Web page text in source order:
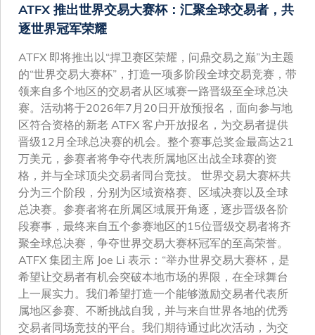
ATFX 推出世界交易大赛杯：汇聚全球交易者，共
逐世界冠军荣耀
ATFX 即将推出以“捍卫赛区荣耀，问鼎交易之巅”为主题
的“世界交易大赛杯”，打造一项多阶段全球交易竞赛，带
领来自多个地区的交易者从区域赛一路晋级至全球总决
赛。活动将于2026年7月20日开放预报名，面向参与地
区符合资格的新老 ATFX 客户开放报名，为交易者提供
晋级12月全球总决赛的机会。整个赛事总奖金最高达21
万美元，参赛者将争夺代表所属地区出战全球赛的资
格，并与全球顶尖交易者同台竞技。 世界交易大赛杯共
分为三个阶段，分别为区域资格赛、区域决赛以及全球
总决赛。参赛者将在所属区域展开角逐，逐步晋级各阶
段赛事，最终来自五个参赛地区的15位晋级交易者将齐
聚全球总决赛，争夺世界交易大赛杯冠军的至高荣誉。
ATFX 集团主席 Joe Li 表示：“举办世界交易大赛杯，是
希望让交易者有机会突破本地市场的界限，在全球舞台
上一展实力。我们希望打造一个能够激励交易者代表所
属地区参赛、不断挑战自我，并与来自世界各地的优秀
交易者同场竞技的平台。我们期待通过此次活动，为交